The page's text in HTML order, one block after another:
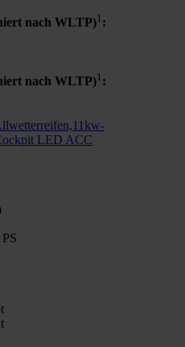
nach WLTP)1 :
nach WLTP)1 :
LED ACC